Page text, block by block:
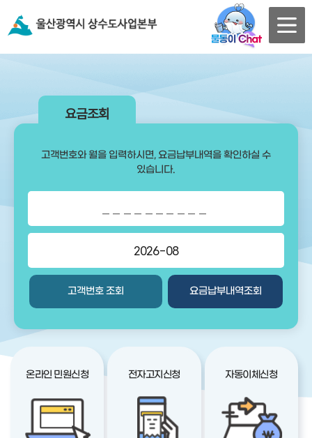
민원서비스
요금조회
고객번호와월을 입력하시면,요금납부내역을 확인하실 수
있습니다.
고객번호 조회 요금납부내역조회
온라인 민원신청 전자고지신청 자동이체신청